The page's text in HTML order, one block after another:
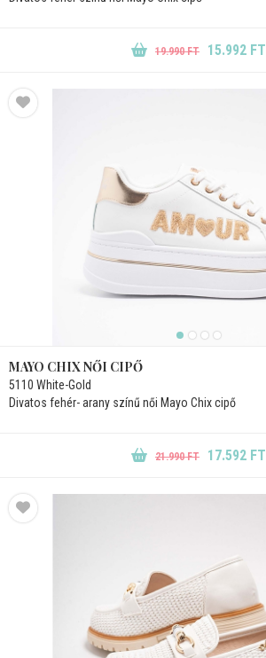
19.990 FT 15.992 FT
MAYO CHIX NŐI CIPŐ
5110 White-Gold
Divatos fehér- arany színű női Mayo Chix cipő
21.990 FT 17.592 FT